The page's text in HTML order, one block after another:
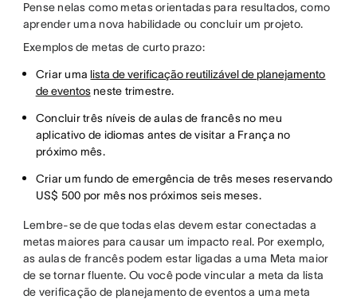
Pense nelas como metas orientadas para resultados, como
aprender uma nova habilidade ou concluir um projeto.
Exemplos de metas de curto prazo:
Criar umalista de verificação reutilizável de planejamento
de eventosneste trimestre.
Concluir três níveis de aulas de francês no meu
aplicativo de idiomas antes de visitar a França no
próximo mês.
Criar um fundo de emergência de três meses reservando
US$ 500 por mês nos próximos seis meses.
Lembre-se de que todas elas devem estar conectadas a
metas maiores para causar um impacto real. Por exemplo,
as aulas de francês podem estar ligadas a uma Meta maior
de se tornar fluente. Ou você pode vincular a meta da lista
de verificação de planejamento de eventos a uma meta